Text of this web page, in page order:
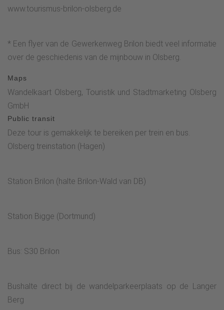
gebruikt om je dorst te lessen.De route gaat verder langs de
pad en de Waldroute over een schilderachtig stuk met
uitzicht op Olsberg naar Forstenberg.Volg daar de
Schäferkreuz. Let op de afslag hier via een natuurlijk pad
uitkijkpunt met een Rothaarsteig.Verder langs de vorige
afslag bergopwaarts naar de parkeerplaats.* Pingenfeld*
Eisenberg*Herderskruis
www.tourismus-brilon-olsberg.de
* Een flyer van de Gewerkenweg Brilon biedt veel informatie
over de geschiedenis van de mijnbouw in Olsberg.
Maps
Wandelkaart Olsberg, Touristik und Stadtmarketing Olsberg
GmbH
Public transit
Deze tour is gemakkelijk te bereiken per trein en bus.
Olsberg treinstation (Hagen)
Station Brilon (halte Brilon-Wald van DB)
Station Bigge (Dortmund)
Bus: S30 Brilon
Bushalte direct bij de wandelparkeerplaats op de Langer
Berg